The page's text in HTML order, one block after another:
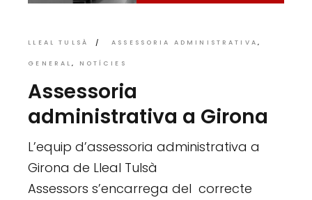
LLEAL TULSÀ ASSESSORIA ADMINISTRATIVA
GENERAL NOTÍCIES
Assessoria
administrativa a Girona
L’equip d’assessoria administrativa a
Girona de Lleal Tulsà
Assessors s’encarrega del correcte